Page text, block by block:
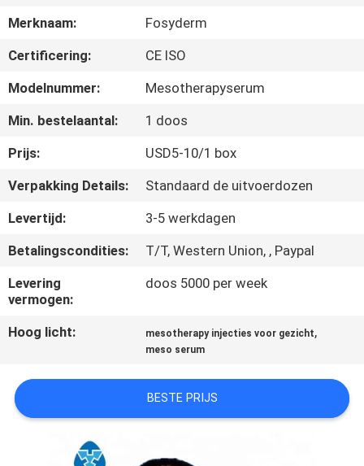
FABRIEKSTOCHT
KWALITEITSCONTROLE
NEEM
CONTACT
MET
ONS
OP
NIEUWS
GEVALLEN
VRAAG
EEN
OFFERTE
Merknaam:
Fosyderm
Certificering:
CE ISO
Modelnummer:
Mesotherapyserum
Min. bestelaantal:
1 doos
Prijs:
USD5-10/1 box
Verpakking Details:
Standaard de uitvoerdozen
Levertijd:
3-5 werkdagen
Betalingscondities:
T/T, Western Union, , Paypal
Levering
vermogen:
doos 5000 per week
Hoog licht: mesotherapy injecties voor gezicht,
meso serum
BESTE PRIJS